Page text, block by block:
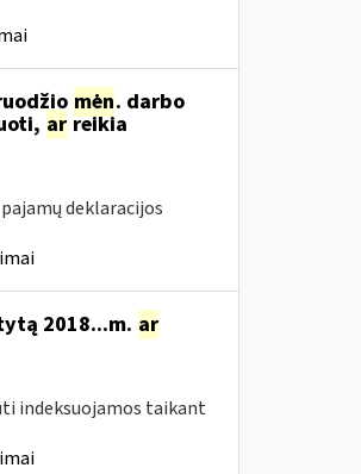
mėn. darbo
arreikia
deklaracijos
2018...m. ar
indeksuojamos taikant